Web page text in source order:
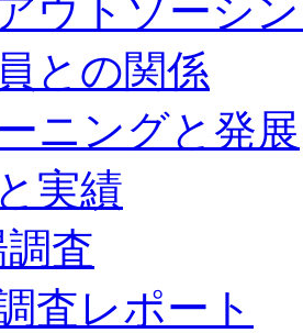
ウトソーシ
との関係
ニングと発展
実績
査
査レポート